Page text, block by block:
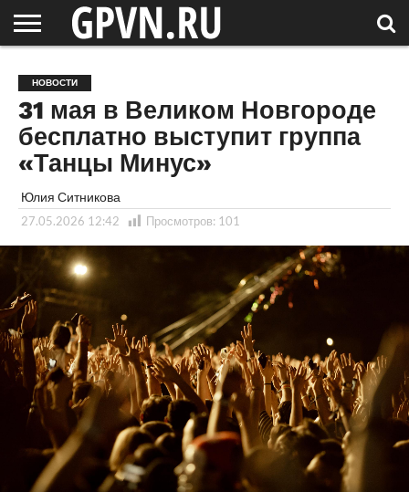
ОБЛАСТЬ
НОВОСТИ
СОСЕДЕЙ
РОССИЯ
/ МИР
СПЕЦПРОЕКТЫ
БЛОГ
СТАТЬИ
ФОТОРЕПОРТАЖИ
ИНТЕРВЬЮ
ОБЪЕКТЫ
ПОДБОРКИ
НОВОСТИ
31 мая в Великом Новгороде
бесплатно выступит группа
«Танцы Минус»
Юлия Ситникова
27.05.2026 12:42 Просмотров: 101